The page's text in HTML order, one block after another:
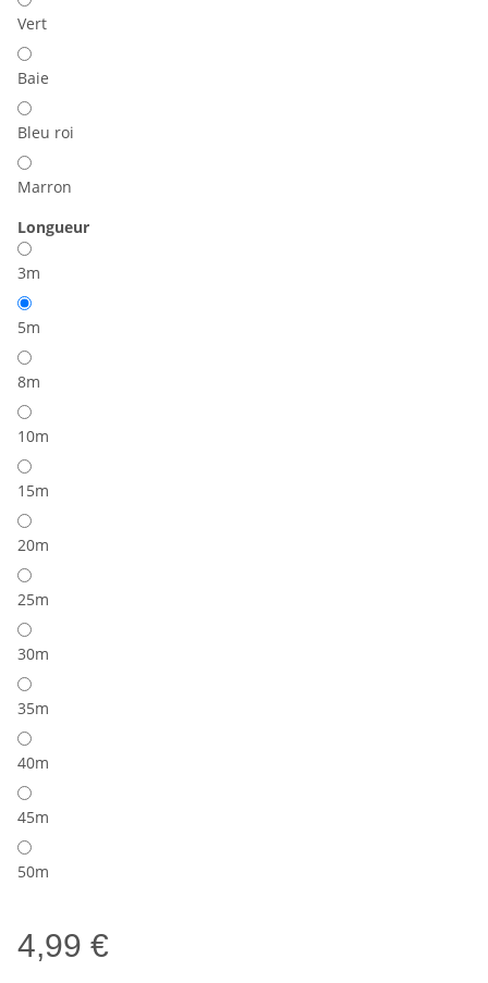
Vert
Baie
Bleu roi
Marron
Longueur
3m
5m
8m
10m
15m
20m
25m
30m
35m
40m
45m
50m
4,99 €